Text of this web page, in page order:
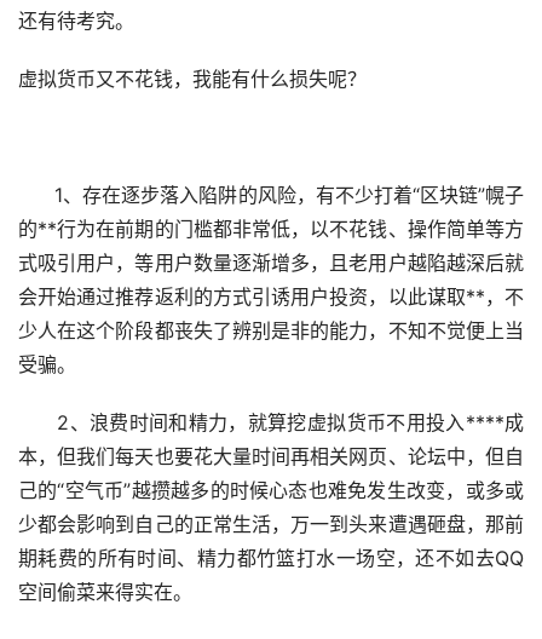
还有待考究。
虚拟货币又不花钱，我能有什么损失呢？
1、存在逐步落入陷阱的风险，有不少打着“区块链”幌子
的**行为在前期的门槛都非常低，以不花钱、操作简单等方
式吸引用户，等用户数量逐渐增多，且老用户越陷越深后就
会开始通过推荐返利的方式引诱用户投资，以此谋取**，不
少人在这个阶段都丧失了辨别是非的能力，不知不觉便上当
受骗。
2、浪费时间和精力，就算挖虚拟货币不用投入****成
本，但我们每天也要花大量时间再相关网页、论坛中，但自
己的“空气币”越攒越多的时候心态也难免发生改变，或多或
少都会影响到自己的正常生活，万一到头来遭遇砸盘，那前
期耗费的所有时间、精力都竹篮打水一场空，还不如去QQ
空间偷菜来得实在。